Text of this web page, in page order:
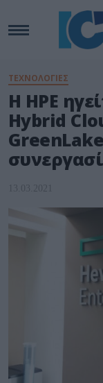
ΤΕΧΝΟΛΟΓΙΕΣ
Η HPE
Hybrid
13.03.2021